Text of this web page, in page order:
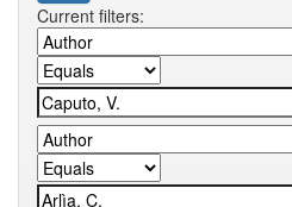
Current filters: